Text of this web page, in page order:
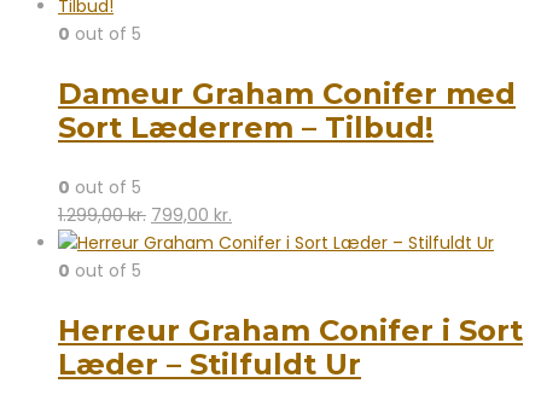
0 out of 5
Dameur Graham Conifer med
Sort Læderrem – Tilbud!
0 out of 5
1.299,00kr. Den
oprindelige
1.299,00 kr..
799,00 kr.
aktuelle
799,00 kr..
0 out of 5
Herreur Graham Conifer i Sort
Læder – Stilfuldt Ur